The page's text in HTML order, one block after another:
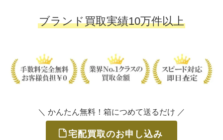
ブランド買取実績10万件以上
＼ かんたん無料！箱につめて送るだけ ／
宅配買取のお申し込み